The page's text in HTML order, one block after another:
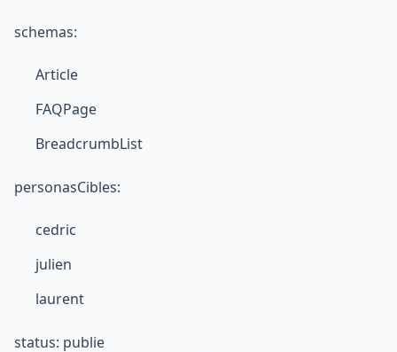
schemas:
Article
FAQPage
BreadcrumbList
personasCibles:
cedric
julien
laurent
status: publie